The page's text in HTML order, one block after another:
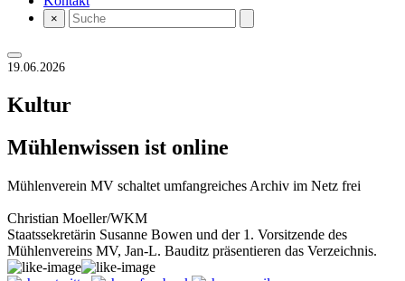
×
19.06.2026
Kultur
Mühlenwissen ist online
Mühlenverein MV schaltet umfangreiches Archiv im Netz frei
Christian Moeller/WKM
Staatssekretärin Susanne Bowen und der 1. Vorsitzende des
Mühlenvereins MV, Jan-L. Bauditz präsentieren das Verzeichnis.